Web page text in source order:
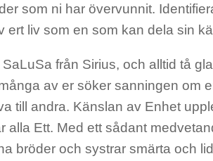
som ni har övervunnit.
ert liv som en som kan dela sin
från Sirius, och alltid tå
av er söker sanningen om
till andra. Känslan av Enhet
alla Ett. Med ett sådant
bröder och systrar smärta och